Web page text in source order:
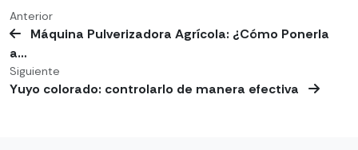
Anterior
Máquina Pulverizadora Agrícola: ¿Cómo Ponerla
a…
Siguiente
Yuyo colorado: controlarlo de manera efectiva